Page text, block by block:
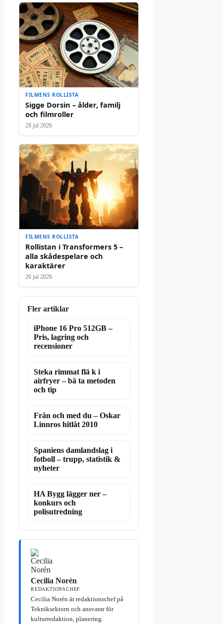
FILMENS ROLLISTA
Sigge Dorsin – ålder, familj
och filmroller
28 jul 2026
FILMENS ROLLISTA
Rollistan i Transformers 5 –
alla skådespelare och
karaktärer
26 jul 2026
Fler artiklar
iPhone 16 Pro 512GB –
Pris, lagring och
recensioner
Steka rimmat flä k i
airfryer – bä ta metoden
och tip
Från och med du – Oskar
Linnros hitlåt 2010
Spaniens damlandslag i
fotboll – trupp, statistik &
nyheter
HA Bygg lägger ner –
konkurs och
polisutredning
Cecilia Norén
REDAKTIONSCHEF
Cecilia Norén är redaktionschef på
Tekniksektorn och ansvarar för
kulturredaktion, planering.